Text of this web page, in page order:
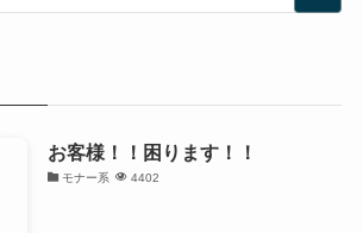
お客様！！困ります！！
モナー系 4402